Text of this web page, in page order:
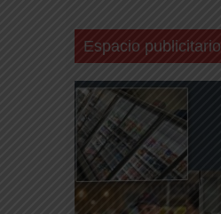
Espacio publicitario